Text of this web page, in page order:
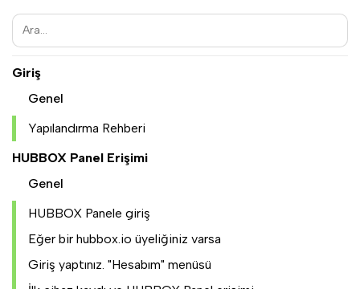
Giriş
Genel
Yapılandırma Rehberi
HUBBOX Panel Erişimi
Genel
HUBBOX Panele giriş
Eğer bir hubbox.io üyeliğiniz varsa
Giriş yaptınız. "Hesabım" menüsü